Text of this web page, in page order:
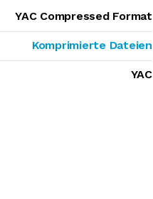
YAC Compressed Format
Komprimierte Dateien
YAC